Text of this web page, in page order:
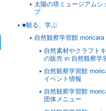
太陽の塔ミュージアムシ
プ
■観る、学ぶ
自然観察学習館 moricara
自然素材やクラフト
の販売 in 自然観察学
自然観察学習館
イベント情報
自然観察学習館
団体メニュー